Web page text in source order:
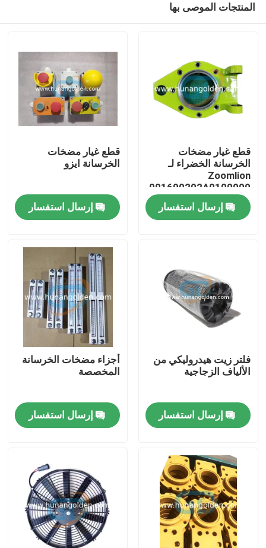
بيت
معلومات عنا
جولة في المعمل
رقابة جودة
أخبار
اطلب اقتباس
قطع غيار مضخة الخرسانة
أنبوب توصيل مضخة الخرسانة
المنتجات الموصى بها
قطع غيار مضخات
الخرسانة الخضراء لـ
Zoomlion
001690202A0100000
إرسال استفسار
قطع غيار مضخات
الخرسانة ايزو
إرسال استفسار
فلتر زيت هيدروليكي من
الألياف الزجاجية
إرسال استفسار
أجزاء مضخات الخرسانة
المخصصة
إرسال استفسار